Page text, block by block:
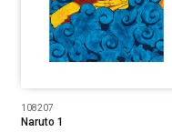
108207
Naruto 1